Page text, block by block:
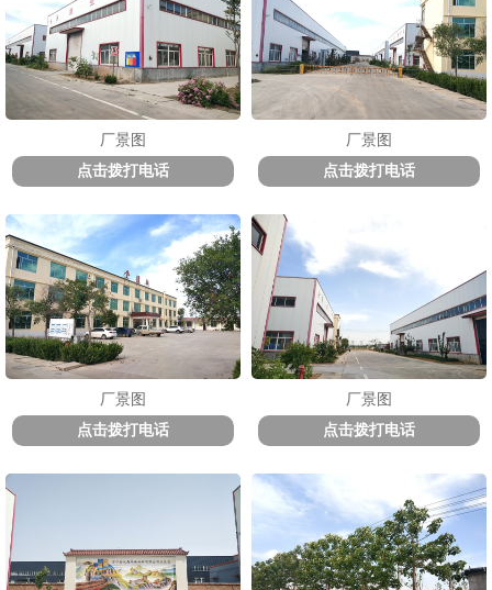
厂景图
点击拨打电话
厂景图
点击拨打电话
厂景图
点击拨打电话
厂景图
点击拨打电话